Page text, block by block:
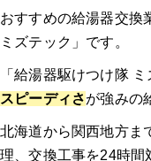
おすすめの給湯器交換
ミズテック」です。
「給湯器駆けつけ隊 ミ
スピーディさが強みの
北海道から関西地方ま
理、交換工事を24時間